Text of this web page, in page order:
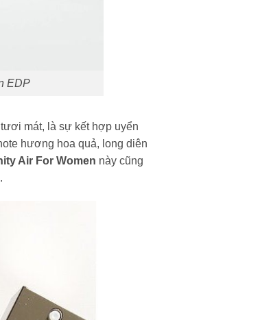
EDP
mát, là sự kết hợp uyển
hương hoa quả, long diên
Air For Women này cũng